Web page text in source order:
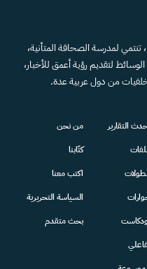
منصة إعلامية مستقلة، تأسست عام 2013، تنتمي لمدرسة الصحافة المتأنية،
لتقديم رؤية أعمق للأخبار،
من دول عربية عدة.
التقارير
من نحن
كتّابنا
اكتب معنا
السياسة التحريرية
بحث متقدم